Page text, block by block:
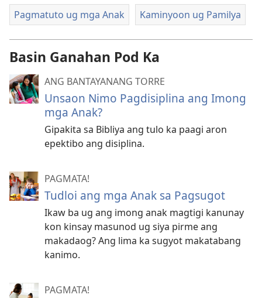
Pagmatuto ug mga Anak Kaminyoon ug Pamilya
Basin Ganahan Pod Ka
ANG BANTAYANANG TORRE
Unsaon Nimo Pagdisiplina ang Imong
mga Anak?
Gipakita sa Bibliya ang tulo ka paagi aron
epektibo ang disiplina.
PAGMATA!
Tudloi ang mga Anak sa Pagsugot
Ikaw ba ug ang imong anak magtigi kanunay
kon kinsay masunod ug siya pirme ang
makadaog? Ang lima ka sugyot makatabang
kanimo.
PAGMATA!